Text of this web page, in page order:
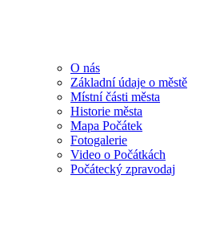
O nás
Základní údaje o městě
Místní části města
Historie města
Mapa Počátek
Fotogalerie
Video o Počátkách
Počátecký zpravodaj